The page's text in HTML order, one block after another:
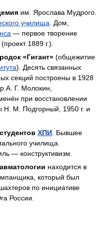
им. Ярослава Мудрого.
училища . Дом,
— первое творение
1889 г.).
«Гигант» (общежитие
). Десять связанных
секций построены в 1928
А. Г. Молокин,
при восстановлении
Н. М. Подгорный, 1950 г. и
ХПИ . Бывшее
училища.
— конструктивизм.
находится в
который был
по инициативе
России.